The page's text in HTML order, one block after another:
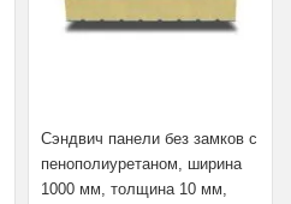
Сэндвич панели без замков с
пенополиуретаном, ширина
1000 мм, толщина 10 мм,